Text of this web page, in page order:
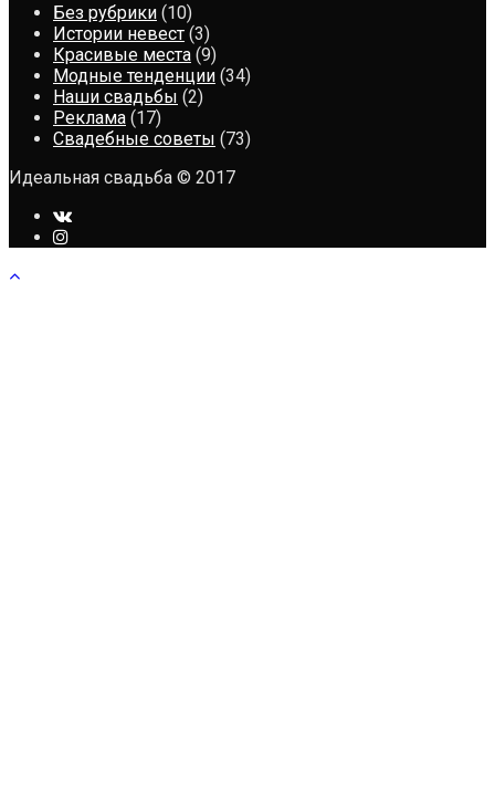
Без рубрики (10)
Истории невест (3)
Красивые места (9)
Модные тенденции (34)
Наши свадьбы (2)
Реклама (17)
Свадебные советы (73)
Идеальная свадьба © 2017